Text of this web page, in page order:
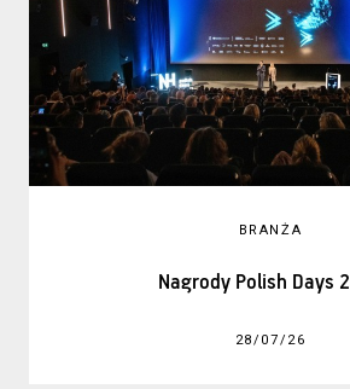
BRANŻA
Nagrody Polish Days
28/07/26